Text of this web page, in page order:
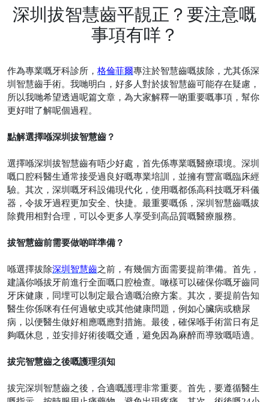
深圳拔智慧齒平靚正？要注意嘅
事項有咩？
作為專業嘅牙科診所， 格倫菲爾專注於智慧齒嘅拔除，尤其係深
圳智慧齒手術。我哋明白，好多人對於拔智慧齒可能存在疑慮，
所以我哋希望透過呢篇文章，為大家解釋一啲重要嘅事項，幫你
更好咁了解呢個過程。
點解選擇喺深圳拔智慧齒？
選擇喺深圳拔智慧齒有唔少好處，首先係專業嘅醫療環境。深圳
嘅口腔科醫生通常接受過良好嘅專業培訓，並擁有豐富嘅臨床經
驗。其次，深圳嘅牙科設備現代化，使用嘅都係高科技嘅牙科儀
器，令拔牙過程更加安全、快捷。最重要嘅係，深圳智慧齒嘅拔
除費用相對合理，可以令更多人享受到高品質嘅醫療服務。
拔智慧齒前需要做啲咩準備？
喺選擇拔除深圳智慧齒之前，有幾個方面需要提前準備。首先，
建議你喺拔牙前進行全面嘅口腔檢查。噉樣可以確保你嘅牙齒同
牙床健康，同埋可以制定最合適嘅治療方案。其次，要提前告知
醫生你係咪有任何過敏史或其他健康問題，例如心臟病或糖尿
病，以便醫生做好相應嘅應對措施。最後，確保喺手術當日有足
夠嘅休息，並安排好術後嘅交通，避免因為麻醉而導致嘅唔適。
拔完智慧齒之後嘅護理須知
拔完深圳智慧齒之後，合適嘅護理非常重要。首先，要遵循醫生